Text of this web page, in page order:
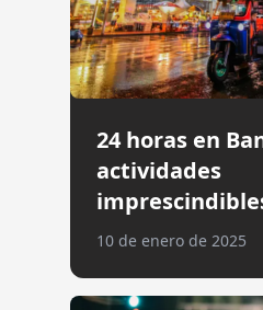
24 horas en
actividades
10 de enero de 2025